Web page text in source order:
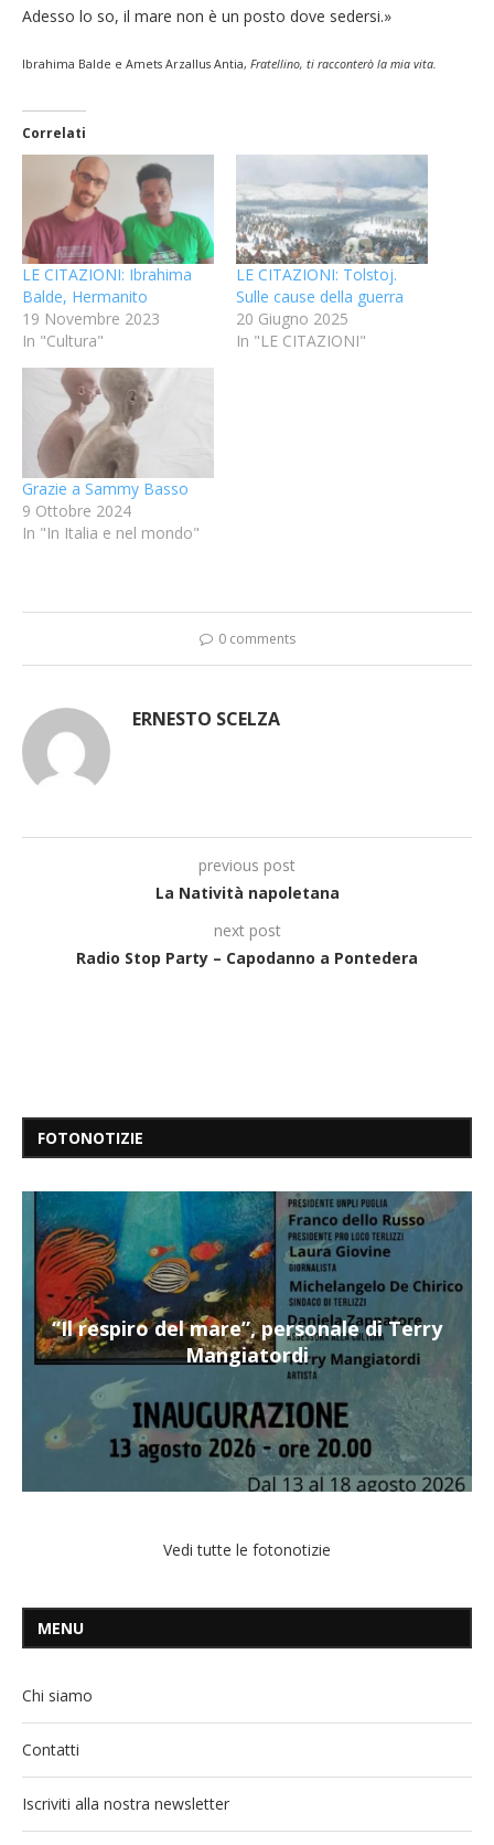
Adesso lo so, il mare non è un posto dove sedersi.»
Ibrahima Balde e Amets Arzallus Antia, Fratellino, ti racconterò la mia vita.
Correlati
LE CITAZIONI: Ibrahima
Balde, Hermanito
19 Novembre 2023
In "Cultura"
LE CITAZIONI: Tolstoj.
Sulle cause della guerra
20 Giugno 2025
In "LE CITAZIONI"
Grazie a Sammy Basso
9 Ottobre 2024
In "In Italia e nel mondo"
0 comments
ERNESTO SCELZA
previous post
La Natività napoletana
next post
Radio Stop Party – Capodanno a Pontedera
FOTONOTIZIE
“Il respiro del mare”, personale di Terry
Mangiatordi
Vedi tutte le fotonotizie
MENU
Chi siamo
Contatti
Iscriviti alla nostra newsletter